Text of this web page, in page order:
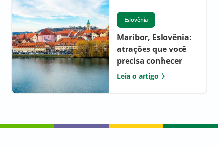
Eslovênia
Maribor, Eslovênia:
atrações que você
precisa conhecer
Leia o artigo